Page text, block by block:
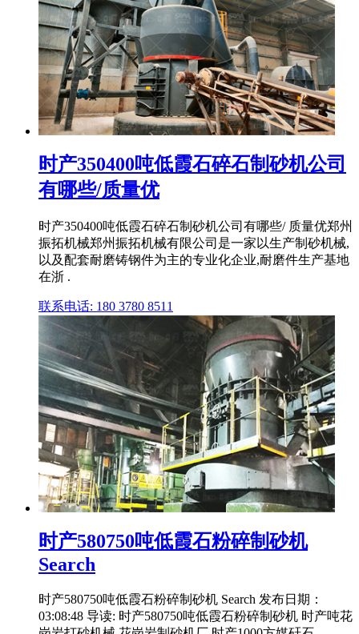
时产350400吨低霞石碎石制砂机公司
有哪些/质量优
时产350400吨低霞石碎石制砂机公司有哪些/ 质量优郑州
振拓机械郑州振拓机械有限公司是一家以生产制砂机械,
以及配套耐磨铸钢件为主的专业化企业,耐磨件生产基地
在浙 .
联系电话: 180 3780 8511
时产580750吨低霞石粉碎制砂机
Search
时产580750吨低霞石粉碎制砂机 Search 发布日期：
03:08:48 导读: 时产580750吨低霞石粉碎制砂机 时产吨花